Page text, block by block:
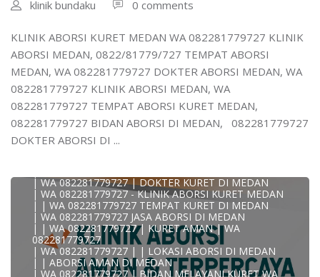
klinik bundaku 0 comments
KLINIK ABORSI KURET MEDAN WA 082281779727 KLINIK
ABORSI MEDAN, 0822/81779/727 TEMPAT ABORSI
MEDAN, WA 082281779727 DOKTER ABORSI MEDAN, WA
082281779727 KLINIK ABORSI MEDAN, WA
082281779727 TEMPAT ABORSI KURET MEDAN,
082281779727 BIDAN ABORSI DI MEDAN, 082281779727
DOKTER ABORSI DI ...
| WA 082281779727 TEMPAT KURET MEDAN
0822817797
| WA 082281779727BIDAN PRAKTEK MEDAN
JUAL OBAT ABORSI DI MEDAN
| TEMPAT ABORSI DI MEDAN
| HTTPS://WA.ME/6282281779727 WA 082-281-779-727 K
| WA 082281779727 KLINIK ABORSI KURET DI MEDAN
| WA 082281779727 TEMPAT ABORSI DI MEDAN
| WA 082281779727 BIDAN ABORSI DI MEDAN
| WA 082281779727 TEMPAT ABORSI MEDAN
| 0822-8177-9727 DOKTER ABORSI DI MEDAN
| WA 082281779727 TEMPAT ABORSI KURET DI MEDAN
| WA 082281779727 | DOKTER KURET DI MEDAN
| WA 082281779727 - KLINIK ABORSI KURET MEDAN
| | WA 082281779727 TEMPAT KURET DI MEDAN
| WA 082281779727 JASA ABORSI DI MEDAN
| | WA 082281779727 | KURET AMAN | WA
082281779727
| WA 082281779727 | | LOKASI ABORSI DI MEDAN
| | ABORSI AMAN DI MEDAN
| WA 082281779727 | BIDAN MELAYANI KURET WA
KLINIK ABORSI KURET MEDAN WA 082281779727 KLINIK
A
0822/81779/727 TEMPAT ABORSI MEDAN
WA 082281779727 DOKTER ABORSI MEDAN